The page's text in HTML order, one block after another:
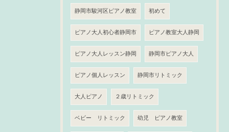
静岡市駿河区ピアノ教室 初めて
ピアノ大人初心者静岡市 ピアノ教室大人静岡
ピアノ大人レッスン静岡 静岡市ピアノ大人
ピアノ個人レッスン 静岡市リトミック
大人ピアノ ２歳リトミック
ベビー リトミック 幼児 ピアノ教室